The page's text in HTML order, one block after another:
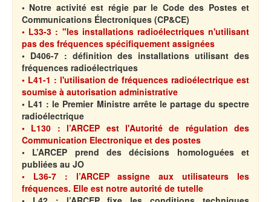
• Notre activité est régie par le Code des Postes et
Communications Électroniques (CP&CE)
• L33-3 : "les installations radioélectriques n'utilisant
pas des fréquences spécifiquement assignées
• D406-7 : définition des installations utilisant des
fréquences radioélectriques
• L41-1 : l'utilisation de fréquences radioélectrique est
soumise à autorisation administrative
• L41 : le Premier Ministre arrête le partage du spectre
radioélectrique
• L130 : l’ARCEP est l'Autorité de régulation des
Communication Electronique et des postes
• L’ARCEP prend des décisions homologuées et
publiées au JO
• L36-7 : l’ARCEP assigne aux utilisateurs les
fréquences. Elle est notre autorité de tutelle